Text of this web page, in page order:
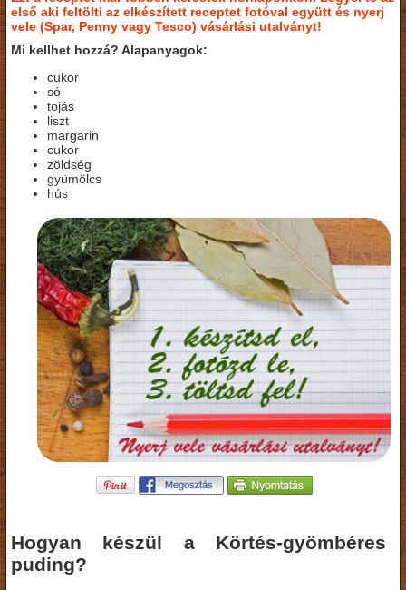
első aki feltölti az elkészített receptet fotóval együtt és nyerj
vele (Spar, Penny vagy Tesco) vásárlási utalványt!
Mi kellhet hozzá? Alapanyagok:
cukor
só
tojás
liszt
margarin
cukor
zöldség
gyümölcs
hús
Hogyan készül a Körtés-gyömbéres
puding?